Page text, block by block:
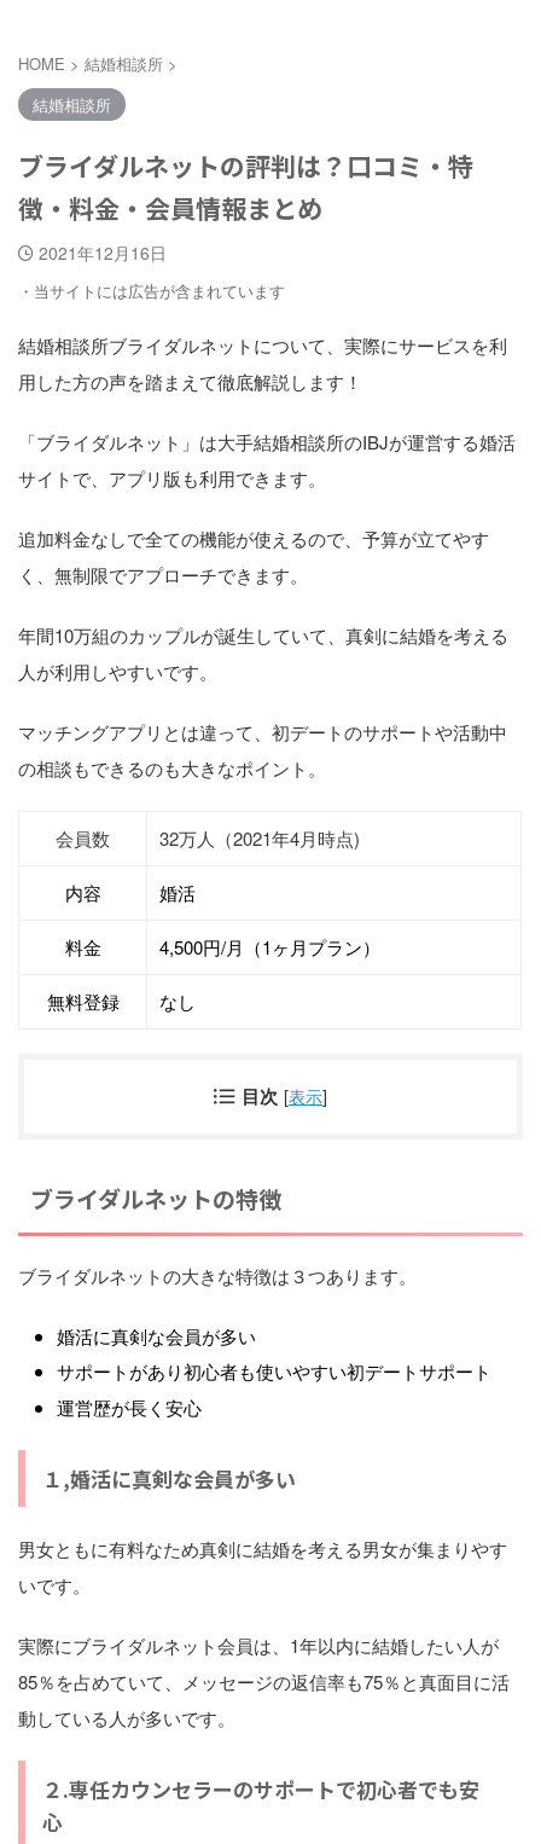
HOME > 結婚相談所 >
結婚相談所
ブライダルネットの評判は？口コミ・特
徴・料金・会員情報まとめ
2021年12月16日
・当サイトには広告が含まれています
結婚相談所ブライダルネットについて、実際にサービスを利
用した方の声を踏まえて徹底解説します！
「ブライダルネット」は大手結婚相談所のIBJが運営する婚活
サイトで、アプリ版も利用できます。
追加料金なしで全ての機能が使えるので、予算が立てやす
く、無制限でアプローチできます。
年間10万組のカップルが誕生していて、真剣に結婚を考える
人が利用しやすいです。
マッチングアプリとは違って、初デートのサポートや活動中
の相談もできるのも大きなポイント。
会員数 32万人（2021年4月時点)
内容 婚活
料金 4,500円/月（1ヶ月プラン）
無料登録 なし
目次 [表示]
ブライダルネットの特徴
ブライダルネットの大きな特徴は３つあります。
婚活に真剣な会員が多い
サポートがあり初心者も使いやすい初デートサポート
運営歴が長く安心
１,婚活に真剣な会員が多い
男女ともに有料なため真剣に結婚を考える男女が集まりやす
いです。
実際にブライダルネット会員は、1年以内に結婚したい人が
85％を占めていて、メッセージの返信率も75％と真面目に活
動している人が多いです。
２.専任カウンセラーのサポートで初心者でも安
心